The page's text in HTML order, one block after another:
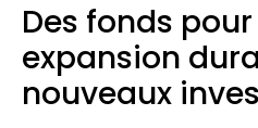
Des fonds
expansion
nouveaux